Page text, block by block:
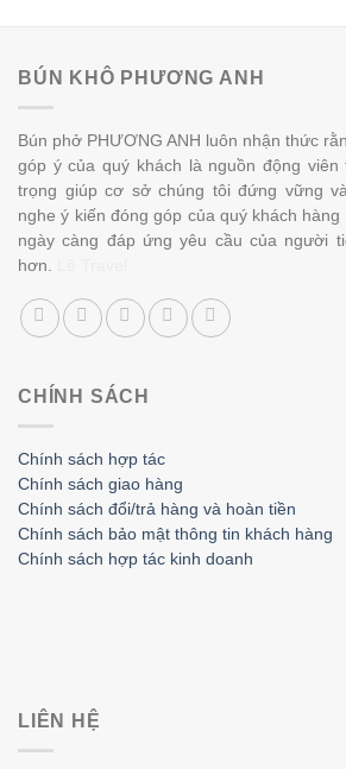
BÚN KHÔ PHƯƠNG ANH
Bún phở PHƯƠNG ANH luôn nhận thức
góp ý của quý khách là nguồn động
trọng giúp cơ sở chúng tôi đứng vững
nghe ý kiến đóng góp của quý khách
ngày càng đáp ứng yêu cầu của người
hơn.
CHÍNH SÁCH
Chính sách hợp tác
Chính sách giao hàng
Chính sách đổi/trả hàng và hoàn tiền
Chính sách bảo mật thông tin khách hàng
Chính sách hợp tác kinh doanh
LIÊN HỆ